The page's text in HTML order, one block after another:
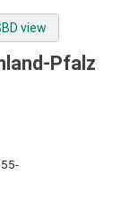
view
Pfalz